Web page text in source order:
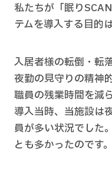
私たちが「眠り
テムを導入する目的
入居者様の転倒・転
夜勤の見守りの精神
職員の残業時間を減
導入当時、当施設は
員が多い状況でした
とも多かったのです。